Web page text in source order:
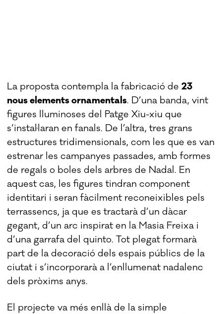
La proposta contempla la fabricació de23
nous elements ornamentals. D’una banda, vint
figures lluminoses del Patge Xiu-xiu que
s’instal·laran en fanals. De l’altra, tres grans
estructures tridimensionals, com les que es van
estrenar les campanyes passades, amb formes
de regals o boles dels arbres de Nadal. En
aquest cas, les figures tindran component
identitari i seran fàcilment reconeixibles pels
terrassencs, ja que es tractarà d’un dàcar
gegant, d’un arc inspirat en la Masia Freixa i
d’una garrafa del quinto. Tot plegat formarà
part de la decoració dels espais públics de la
ciutat i s’incorporarà a l’enllumenat nadalenc
dels pròxims anys.
El projecte va més enllà de la simple